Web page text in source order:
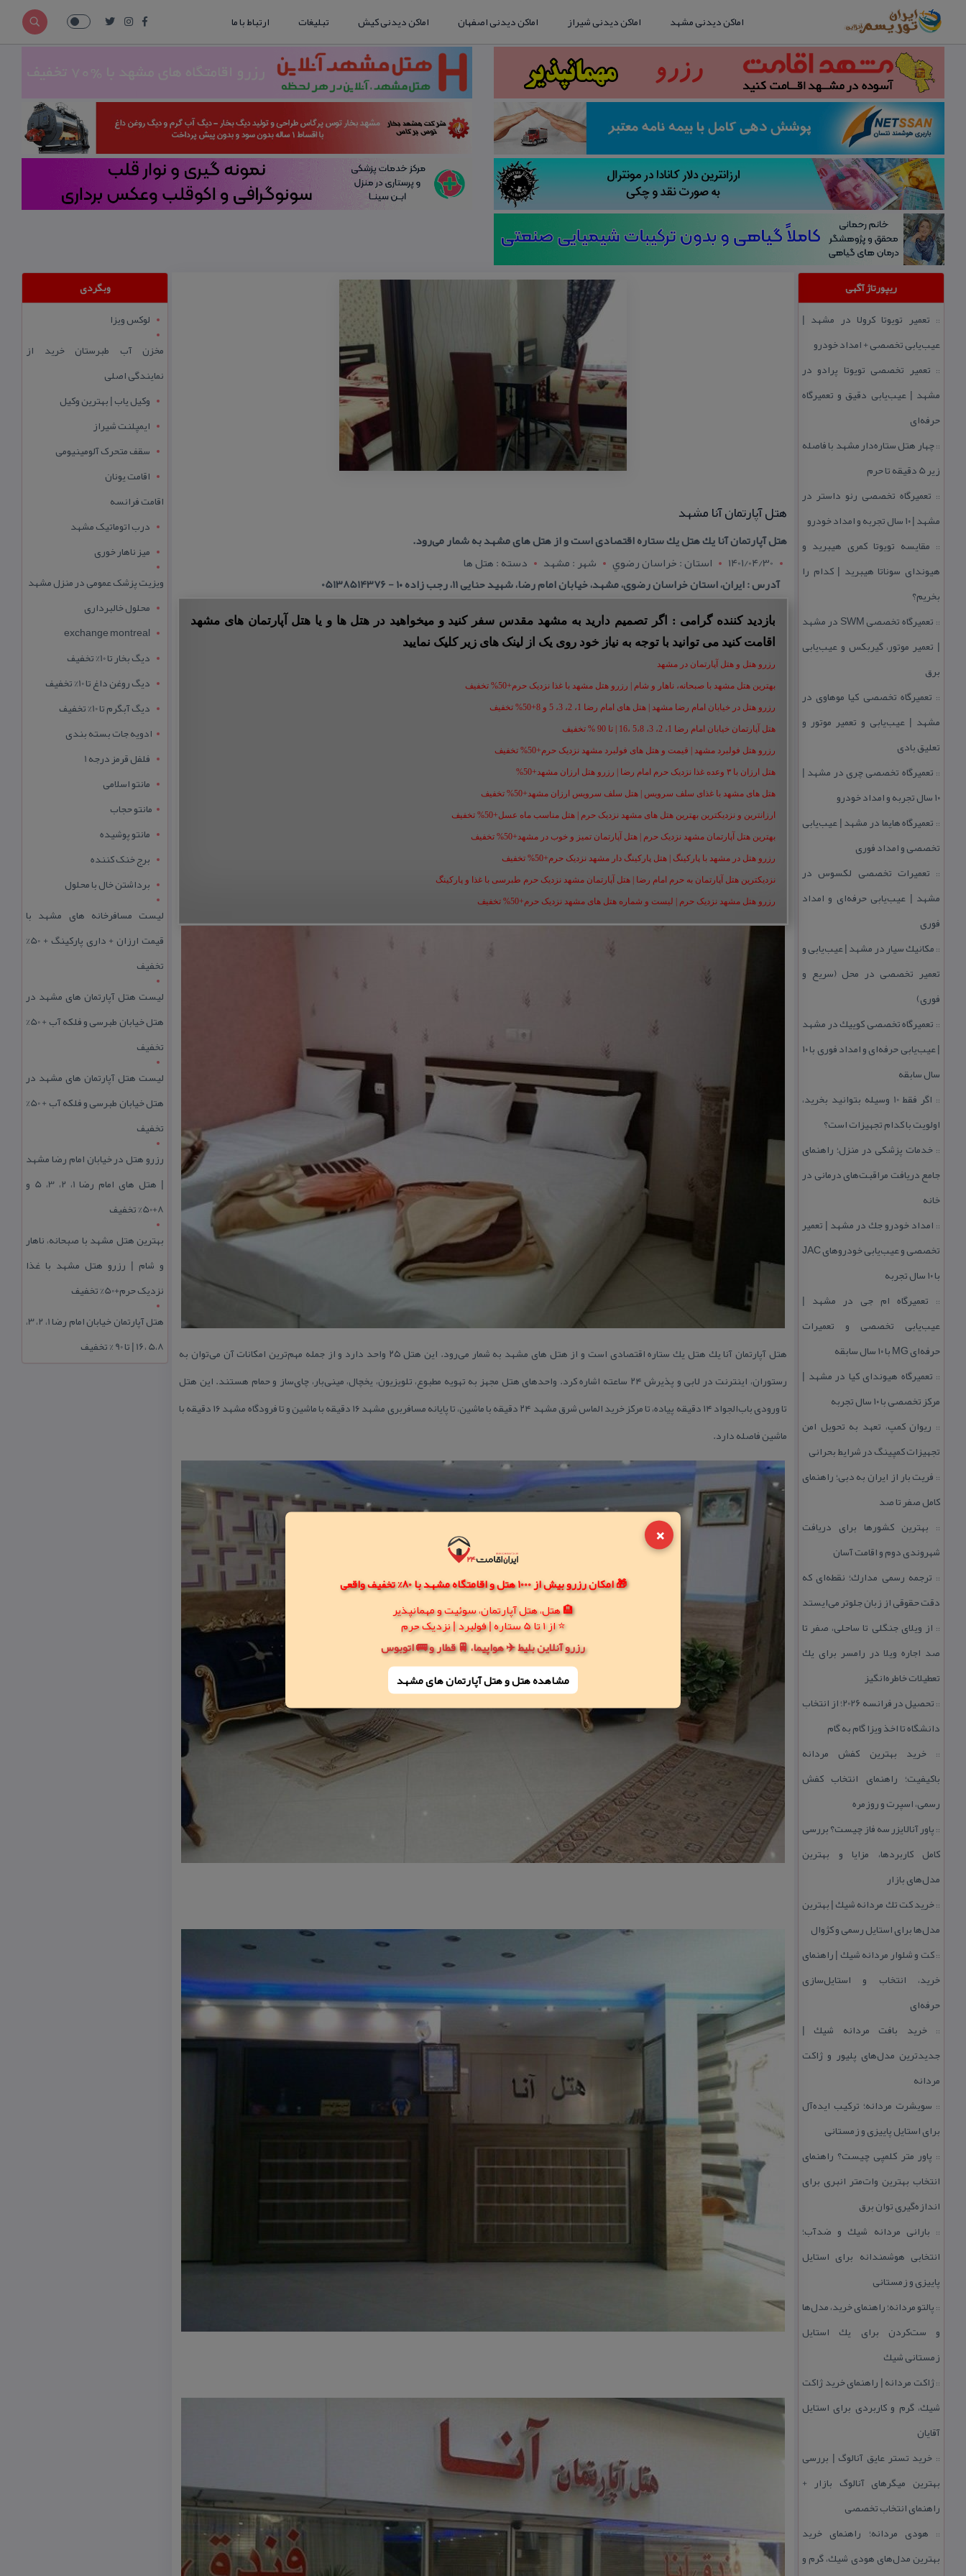
×
🎁 امکان رزرو بیش از 1000 هتل و اقامتگاه مشهد با 80% تخفیف واقعی
🏨 هتل، هتل آپارتمان، سوئیت و مهمانپذیر
⭐ از 1 تا 5 ستاره | فولبرد | نزدیک حرم
رزرو آنلاین بلیط ✈️ هواپیما، 🚆 قطار و 🚌 اتوبوس
مشاهده هتل و هتل‌ آپارتمان های مشهد
اماکن دیدنی مشهد اماکن دیدنی شیراز اماکن دیدنی اصفهان اماکن دیدنی کیش تبلیغات ارتباط با ما
ریپورتاژ آگهی
:: تعمیر تویوتا كرولا در مشهد |
عیب‌یابی تخصصی + امداد خودرو
:: تعمیر تخصصی تویوتا پرادو در
مشهد | عیب‌یابی دقیق و تعمیرگاه
حرفه‌ای
::چهار هتل‌ ستاره‌دار مشهد با فاصله
زیر 5 دقیقه تا حرم
:: تعمیرگاه تخصصی رنو داستر در
مشهد | ۱۰ سال تجربه و امداد خودرو
:: مقایسه تویوتا كمری هیبرید و
هیوندای سوناتا هیبرید | كدام را
بخریم؟
::
تعمیرگاه تخصصی SWM در مشهد
| تعمیر موتور، گیربكس و عیب‌یابی
برق
:: تعمیرگاه تخصصی كیا موهاوی در
مشهد | عیب‌یابی و تعمیر موتور و
تعلیق بادی
:: تعمیرگاه تخصصی چری در مشهد |
۱۰ سال تجربه و امداد خودرو
:: تعمیرگاه هایما در مشهد | عیب‌یابی
تخصصی و امداد فوری
:: تعمیرات تخصصی لكسوس در
مشهد | عیب‌یابی حرفه‌ای و امداد
فوری
:: مكانیك سیار در مشهد | عیب‌یابی و
تعمیر تخصصی در محل (سریع و
فوری)
:: تعمیرگاه تخصصی كوییك در مشهد
| عیب‌یابی حرفه‌ای و امداد فوری با ۱۰
سال سابقه
::
اگر فقط 10 وسیله بتوانید بخرید،
اولویت با كدام تجهیزات است؟
:: خدمات پزشكی در منزل؛ راهنمای
جامع دریافت مراقبت‌های درمانی در
خانه
:: امداد خودرو جك در مشهد | تعمیر
تخصصی و عیب‌یابی خودروهای JAC
با ۱۰ سال تجربه
:: تعمیرگاه ام جی در مشهد |
عیب‌یابی تخصصی و تعمیرات
حرفه‌ای MG با ۱۰ سال سابقه
:: تعمیرگاه هیوندای كیا در مشهد |
مركز تخصصی با ۱۰ سال تجربه
:: ریوان كمپ، تعهد به تحویل امن
تجهیزات كمپینگ در شرایط بحرانی
:: فریت بار از ایران به دبی؛ راهنمای
كامل صفر تا صد
:: بهترین كشورها برای دریافت
شهروندی دوم و اقامت آسان
:: ترجمه رسمی مدارك؛ نقطه‌ای كه
دقت حقوقی از زبان جلوتر می‌ایستد
:: از ویلای جنگلی تا ساحلی، صفر تا
صد اجاره ویلا در رامسر برای یك
تعطیلات خاطره‌انگیز
::
تحصیل در فرانسه 2026؛ از انتخاب
دانشگاه تا اخذ ویزا گام به گام
::خرید بهترین كفش مردانه
باكیفیت؛ راهنمای انتخاب كفش
رسمی، اسپرت و روزمره
:: پاور آنالایزر سه فاز چیست؟ بررسی
كامل كاربردها، مزایا و بهترین
مدل‌های بازار
::خرید كت تك مردانه شیك | بهترین
مدل‌ها برای استایل رسمی و كژوال
::كت و شلوار مردانه شیك | راهنمای
خرید، انتخاب و استایل‌سازی
حرفه‌ای
::خرید بافت مردانه شیك |
جدیدترین مدل‌های پلیور و ژاكت
مردانه
:: سویشرت مردانه؛ تركیب ایده‌آل
برای استایل پاییزی و زمستانی
:: پاور متر كلمپی چیست؟ راهنمای
انتخاب بهترین وات‌متر انبری برای
اندازه‌گیری توان برق
:: بارانی مردانه شیك و ضدآب؛
انتخابی هوشمندانه برای استایل
پاییزی و زمستانی
:: پالتو مردانه؛ راهنمای خرید، مدل‌ها
و ست‌كردن برای یك استایل
زمستانی شیك
::ژاكت مردانه | راهنمای خرید ژاكت
شیك، گرم و كاربردی برای استایل
آقایان
:: خرید تستر عایق آنالوگ | بررسی
بهترین میگرهای آنالوگ بازار +
راهنمای انتخاب تخصصی
:: هودی مردانه؛ راهنمای خرید
بهترین مدل‌های هودی شیك، گرم و
هتل آپارتمان آنا مشهد
هتل آپارتمان آنا یك هتل یك ستاره اقتصادی است و از هتل های مشهد به شمار می‌رود.
1401/04/30
استان : خراسان رضوي شهر : مشهد
دسته : هتل ها
آدرس : ایران، استان خراسان رضوی، مشهد، خیابان امام رضا، شهید حنایی ۱۱، رجب زاده ۱۰ - 05138514376
بازدید کننده گرامی : اگر تصمیم دارید به مشهد مقدس سفر کنید و میخواهید در هتل ها و یا هتل آپارتمان های مشهد
اقامت کنید می توانید با توجه به نیاز خود روی یک از لینک های زیر کلیک نمایید
رزرو هتل و هتل آپارتمان در مشهد
بهترین هتل مشهد با صبحانه، ناهار و شام | رزرو هتل مشهد با غذا نزدیک حرم+50% تخفیف
رزرو هتل در خیابان امام رضا مشهد | هتل‌ های امام رضا 1، 2، 3، 5 و 8+50% تخفیف
هتل آپارتمان خیابان امام رضا 1، 2، 3، 5،8 ،16 | تا 90 % تخفیف
رزرو هتل فولبرد مشهد | قیمت و هتل های فولبرد مشهد نزدیک حرم+50% تخفیف
هتل ارزان با ۳ وعده غذا نزدیک حرم امام رضا | رزرو هتل ارزان مشهد+50%
هتل های مشهد با غذای سلف سرویس | هتل سلف سرویس ارزان مشهد+50% تخفیف
ارزانترین و نزدیکترین بهترین هتل های مشهد نزدیک حرم | هتل مناسب ماه عسل+50% تخفیف
بهترین هتل آپارتمان مشهد نزدیک حرم | هتل آپارتمان تمیز و خوب در مشهد+50% تخفیف
رزرو هتل در مشهد با پارکینگ | هتل پارکینگ دار مشهد نزدیک حرم+50% تخفیف
نزدیکترین هتل آپارتمان به حرم امام رضا | هتل آپارتمان مشهد نزدیک حرم طبرسی با غذا و پارکینگ
رزرو هتل مشهد نزدیک حرم | لیست و شماره هتل های مشهد نزدیک حرم+50% تخفیف
هتل آپارتمان آنا یك هتل یك ستاره اقتصادی است و از هتل های مشهد به شمار می‌رود. این هتل ۲۵ واحد دارد و از جمله مهم‌ترین امكانات آن می‌توان به
رستوران، اینترنت در
لابی و پذیرش ۲۴ ساعته اشاره كرد. واحدهای هتل مجهز به تهویه مطبوع، تلویزیون، یخچال، مینی‌بار، چای‌ساز و حمام هستند. این هتل
تا ورودی باب‌الجواد ۱۴ دقیقه پیاده‌
، تا مركز خرید الماس شرق مشهد ۲۴ دقیقه با ماشین، تا پایانه مسافربری مشهد ۱۶ دقیقه با ماشین و تا فرودگاه مشهد ۱۶ دقیقه با
ماشین فاصله دارد.
وبگردی
لوکس ویزا
مخزن آب طبرستان خرید از
نمایندگی اصلی
وکیل یاب | بهترین وکیل
ایمپلنت شیراز
سقف متحرک آلومینیومی
اقامت یونان
اقامت فرانسه
درب اتوماتیک مشهد
میز ناهار خوری
ویزیت پزشک عمومی در منزل مشهد
محلول خالبرداری
exchange montreal
دیگ بخار تا 10% تخفیف
دیگ روغن داغ تا 10% تخفیف
دیگ آبگرم تا 10% تخفیف
ادویه جات بسته بندی
فلفل قرمز درجه 1
مانتو اسلامی
مانتو حجاب
مانتو پوشیده
برج خنک کننده
برداشتن خال با محلول
لیست مسافرخانه های مشهد با
قیمت ارزان + داری پارکینگ + 50%
تخفیف
لیست هتل آپارتمان های مشهد در
هتل خیابان طبرسی و فلکه آب + 50%
تخفیف
لیست هتل آپارتمان های مشهد در
هتل خیابان طبرسی و فلکه آب + 50%
تخفیف
رزرو هتل در خیابان امام رضا مشهد
| هتل‌ های امام رضا 1، 2، 3، 5 و
8+50% تخفیف
بهترین هتل مشهد با صبحانه، ناهار
و شام | رزرو هتل مشهد با غذا
نزدیک حرم+50% تخفیف
هتل آپارتمان خیابان امام رضا 1، 2، 3،
5،8 ،16 | تا 90 % تخفیف